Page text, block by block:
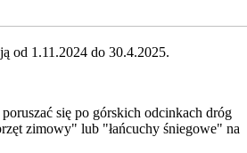
od 1.11.2024 do 30.4.2025.
się po górskich odcinkach dróg
zimowy" lub "łańcuchy śniegowe" na